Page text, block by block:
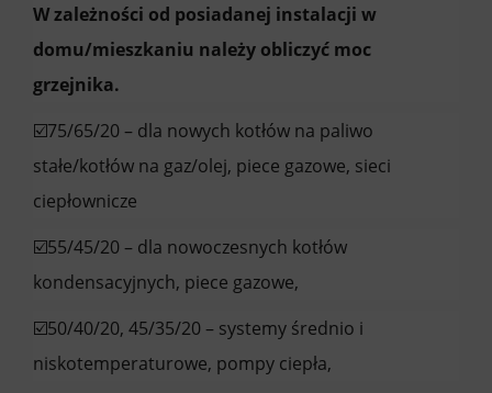
W zależności od posiadanej instalacji w
domu/mieszkaniu należy obliczyć moc
grzejnika.
☑️75/65/20 – dla nowych kotłów na paliwo
stałe/kotłów na gaz/olej, piece gazowe, sieci
ciepłownicze
☑️55/45/20 – dla nowoczesnych kotłów
kondensacyjnych, piece gazowe,
☑️50/40/20, 45/35/20 – systemy średnio i
niskotemperaturowe, pompy ciepła,